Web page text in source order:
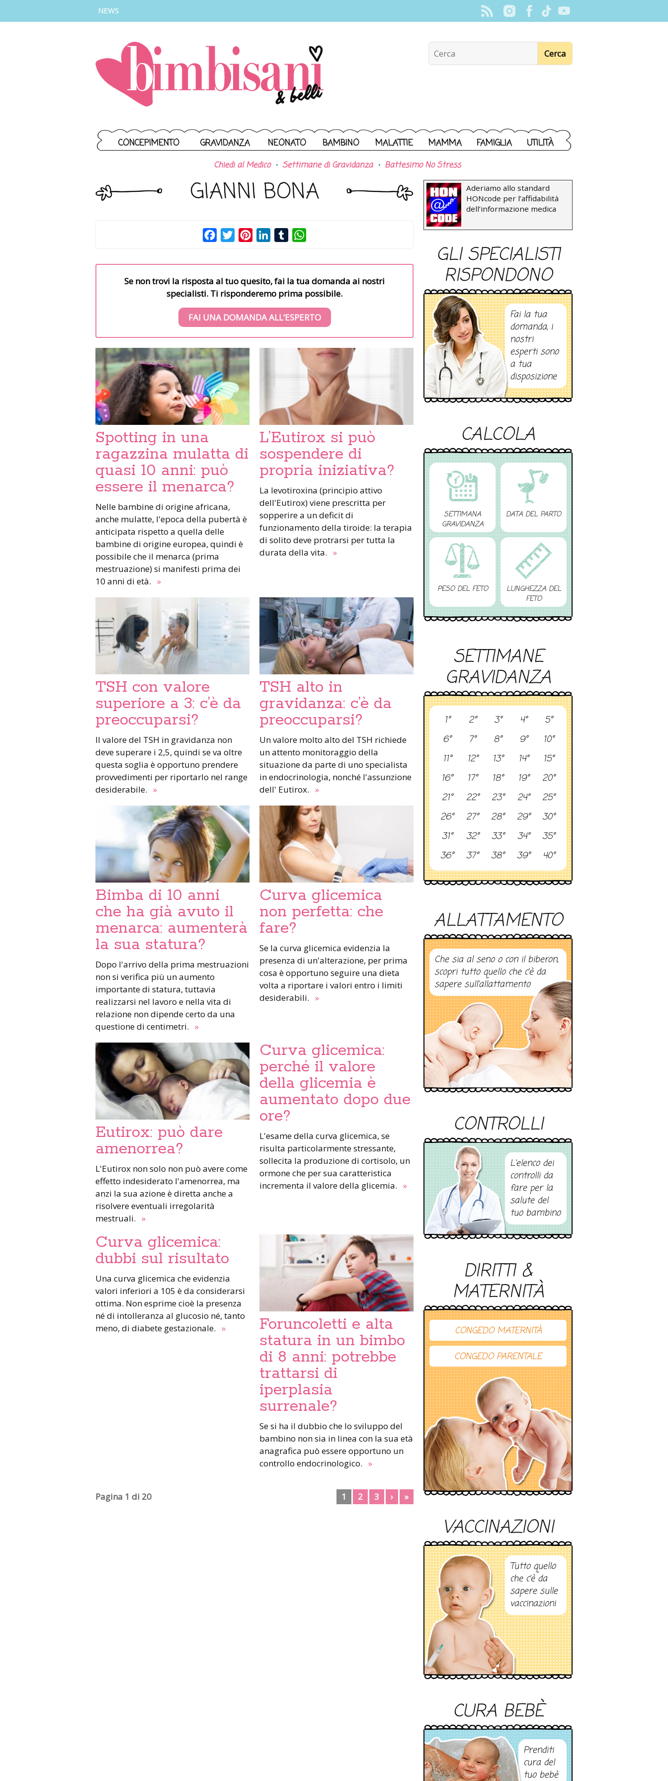
NEWS
CONCEPIMENTO GRAVIDANZA NEONATO BAMBINO MALATTIE MAMMA FAMIGLIA UTILITÀ
Chiedi al Medico Settimane di Gravidanza Battesimo No Stress
GIANNI BONA
FacebookTwitterPinterestLinkedInTumblr
Se non trovi la risposta al tuo quesito, fai la tua domanda ai nostri
specialisti. Ti risponderemo prima possibile.
FAI UNA DOMANDA ALL’ESPERTO
Spotting in una
ragazzina mulatta di
quasi 10 anni: può
essere il menarca?
Nelle bambine di origine africana,
anche mulatte, l'epoca della pubertà è
anticipata rispetto a quella delle
bambine di origine europea, quindi è
possibile che il menarca (prima
mestruazione) si manifesti prima dei
10 anni di età. »
L’Eutirox si può
sospendere di
propria iniziativa?
La levotiroxina (principio attivo
dell'Eutirox) viene prescritta per
sopperire a un deficit di
funzionamento della tiroide: la terapia
di solito deve protrarsi per tutta la
durata della vita. »
TSH con valore
superiore a 3: c’è da
preoccuparsi?
Il valore del TSH in gravidanza non
deve superare i 2,5, quindi se va oltre
questa soglia è opportuno prendere
provvedimenti per riportarlo nel range
desiderabile. »
TSH alto in
gravidanza: c’è da
preoccuparsi?
Un valore molto alto del TSH richiede
un attento monitoraggio della
situazione da parte di uno specialista
in endocrinologia, nonché l'assunzione
dell' Eutirox. »
Bimba di 10 anni
che ha già avuto il
menarca: aumenterà
la sua statura?
Dopo l'arrivo della prima mestruazioni
non si verifica più un aumento
importante di statura, tuttavia
realizzarsi nel lavoro e nella vita di
relazione non dipende certo da una
questione di centimetri. »
Curva glicemica
non perfetta: che
fare?
Se la curva glicemica evidenzia la
presenza di un'alterazione, per prima
cosa è opportuno seguire una dieta
volta a riportare i valori entro i limiti
desiderabili. »
Eutirox: può dare
amenorrea?
L'Eutirox non solo non può avere come
effetto indesiderato l'amenorrea, ma
anzi la sua azione è diretta anche a
risolvere eventuali irregolarità
mestruali. »
Curva glicemica:
perché il valore
della glicemia è
aumentato dopo due
ore?
L'esame della curva glicemica, se
risulta particolarmente stressante,
sollecita la produzione di cortisolo, un
ormone che per sua caratteristica
incrementa il valore della glicemia. »
Curva glicemica:
dubbi sul risultato
Una curva glicemica che evidenzia
valori inferiori a 105 è da considerarsi
ottima. Non esprime cioè la presenza
né di intolleranza al glucosio né, tanto
meno, di diabete gestazionale. »
Foruncoletti e alta
statura in un bimbo
di 8 anni: potrebbe
trattarsi di
iperplasia
surrenale?
Se si ha il dubbio che lo sviluppo del
bambino non sia in linea con la sua età
anagrafica può essere opportuno un
controllo endocrinologico. »
Pagina 1 di 20 1 2 3 › »
Aderiamo allo standard
HONcode per l’affidabilità
dell’informazione medica
GLI SPECIALISTI
RISPONDONO
Fai la tua
domanda, i
nostri
esperti sono
a tua
disposizione
CALCOLA
SETTIMANA
GRAVIDANZA
DATA DEL PARTO
PESO DEL FETO
LUNGHEZZA DEL
FETO
SETTIMANE
GRAVIDANZA
1° 2° 3° 4°
5°
6°
7° 8° 9°
10°
11°
12° 13° 14°
15°
16°
17° 18° 19°
20°
21°
22° 23° 24°
25°
26°
27° 28° 29°
30°
31°
32° 33° 34°
35°
36°
37° 38° 39° 40°
ALLATTAMENTO
Che sia al seno o con il biberon,
scopri tutto quello che c’è da
sapere sull’allattamento
CONTROLLI
L’elenco dei
controlli da
fare per la
salute del
tuo bambino
DIRITTI &
MATERNITÀ
CONGEDO MATERNITÀ
CONGEDO PARENTALE
VACCINAZIONI
Tutto quello
che c’è da
sapere sulle
vaccinazioni
CURA BEBÈ
Prenditi
cura del
tuo bebè